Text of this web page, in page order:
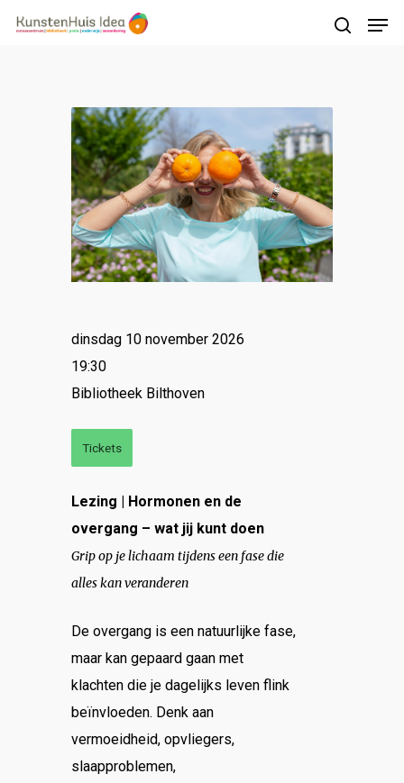
druk op ESC om te sluiten
Lezing | Hormonen en de
overgang – wat jij kunt doen
Grip op je lichaam tijdens een fase die
alles kan veranderen
De overgang is een natuurlijke fase,
maar kan gepaard gaan met
klachten die je dagelijks leven flink
beïnvloeden. Denk aan
vermoeidheid, opvliegers,
slaapproblemen,
dinsdag 10 november 2026
19:30
Bibliotheek Bilthoven
Tickets